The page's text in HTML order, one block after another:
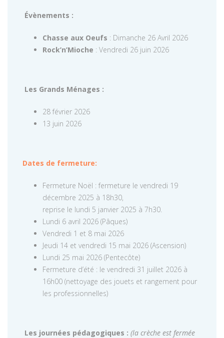
Évènements :
Chasse aux Oeufs : Dimanche 26 Avril 2026
Rock’n’Mioche : Vendredi 26 juin 2026
Les Grands Ménages :
28 février 2026
13 juin 2026
Dates de fermeture:
Fermeture Noël : fermeture le vendredi 19
décembre 2025 à 18h30,
reprise le lundi 5 janvier 2025 à 7h30.
Lundi 6 avril 2026 (Pâques)
Vendredi 1 et 8 mai 2026
Jeudi 14 et vendredi 15 mai 2026 (Ascension)
Lundi 25 mai 2026 (Pentecôte)
Fermeture d’été : le vendredi 31 juillet 2026 à
16h00 (nettoyage des jouets et rangement pour
les professionnelles)
Les journées pédagogiques : (la crèche est fermée